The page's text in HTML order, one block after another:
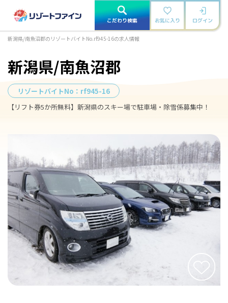
こだわり検索 お気に入り ログイン
新潟県/南魚沼郡のリゾートバイトNo.rf945-16の求人情報
新潟県/南魚沼郡
リゾートバイトNo： rf945-16
【リフト券5か所無料】新潟県のスキー場で駐車場・除雪係募集中！